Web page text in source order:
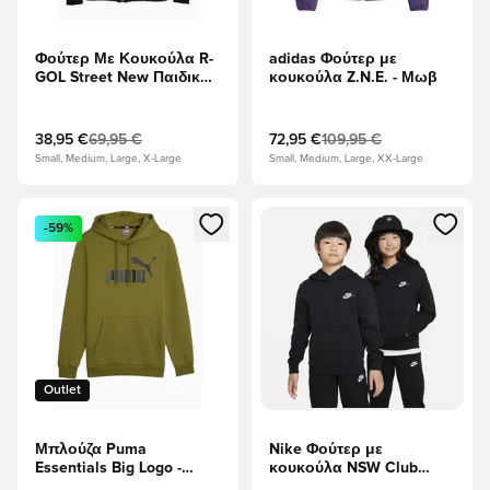
Φούτερ Με Κουκούλα R-
GOL Street New Παιδικό -
38,95 €69,95 €
Small, Medium, Large, X-Large
adidas Φούτερ με
κουκούλα Z.N.E. - Μωβ
72,95 €109,95 €
Small, Medium, Large, XX-Large
Ανοίγει ένα Modal για να συνδεθείτε ή να εγγραφείτε ως
Outlet
-59%
Μπλούζα Puma
Essentials Big Logo -
Ανοίγει ένα Modal για να
Nike Φούτερ με
κουκούλα NSW Club